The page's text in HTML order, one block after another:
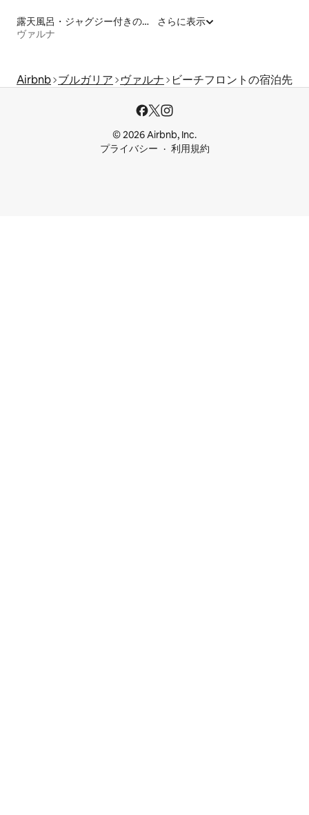
露天風呂・ジャグジー付きの宿泊施設
ヴァルナ
さらに表示
Airbnb ブルガリア ヴァルナ ビーチフロントの宿泊先
© 2026 Airbnb, Inc.
プライバシー
利用規約